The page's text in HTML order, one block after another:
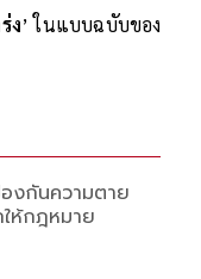
ง’ ในแบบฉบับของ
งกันความตาย
ห้กฎหมาย